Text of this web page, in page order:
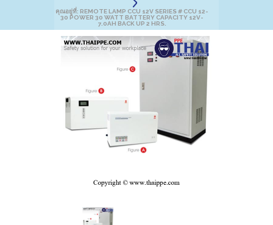
คุณอยู่ที่: REMOTE LAMP CCU 12V SERIES # CCU 12-
30 POWER 30 WATT BATTERY CAPACITY 12V-
7.0AH BACK UP 2 HRS.